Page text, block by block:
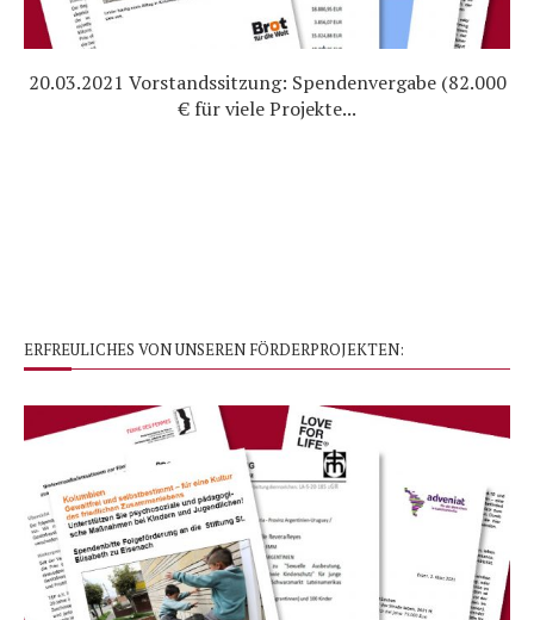
20.03.2021 Vorstandssitzung: Spendenvergabe (82.000
€ für viele Projekte...
ERFREULICHES VON UNSEREN FÖRDERPROJEKTEN: